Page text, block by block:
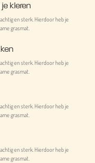
kleren
en sterk. Hierdoor heb je
grasmat.
en sterk. Hierdoor heb je
grasmat.
en sterk. Hierdoor heb je
grasmat.
en sterk. Hierdoor heb je
grasmat.